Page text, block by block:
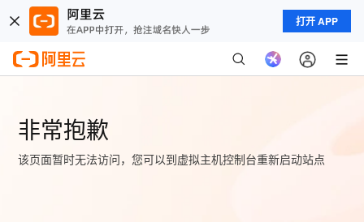
打开 APP
非常抱歉
该页面暂时无法访问，您可以到虚拟主机控制台重新启动站点